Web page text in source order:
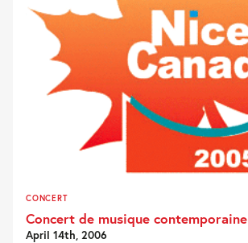
CONCERT
Concert de musique contemporaine
April 14th, 2006